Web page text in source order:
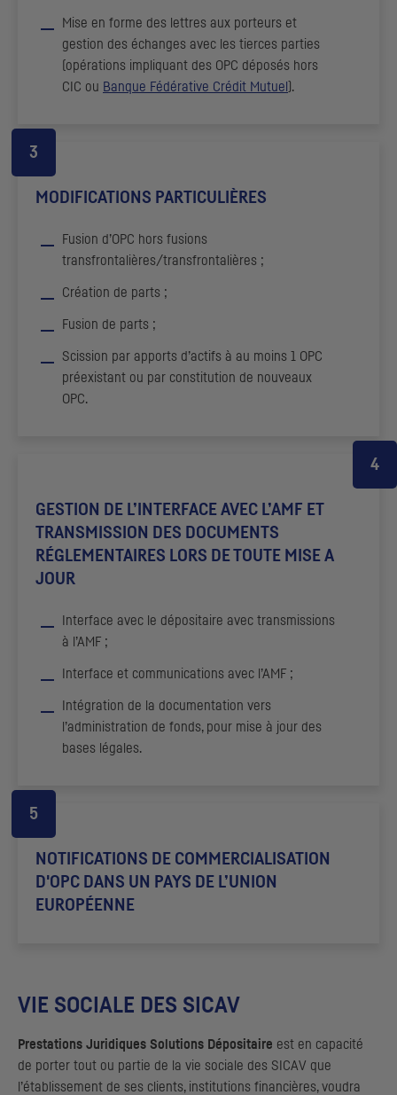
Mise en forme des lettres aux porteurs et
gestion des échanges avec les tierces parties
(opérations impliquant des OPC déposés hors
CIC ou Banque Fédérative Crédit Mutuel).
MODIFICATIONS PARTICULIÈRES
Fusion d’OPC hors fusions
transfrontalières/transfrontalières ;
Création de parts ;
Fusion de parts ;
Scission par apports d’actifs à au moins 1 OPC
préexistant ou par constitution de nouveaux
OPC.
GESTION DE L’INTERFACE AVEC L’AMF ET
TRANSMISSION DES DOCUMENTS
RÉGLEMENTAIRES LORS DE TOUTE MISE A
JOUR
Interface avec le dépositaire avec transmissions
à l’AMF ;
Interface et communications avec l’AMF ;
Intégration de la documentation vers
l’administration de fonds, pour mise à jour des
bases légales.
NOTIFICATIONS DE COMMERCIALISATION
D'OPC DANS UN PAYS DE L’UNION
EUROPÉENNE
VIE SOCIALE DES SICAV
Prestations Juridiques Solutions Dépositaire est en capacité
de porter tout ou partie de la vie sociale des SICAV que
l’établissement de ses clients, institutions financières, voudra